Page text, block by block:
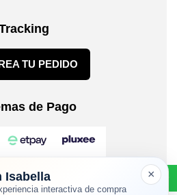
TU PEDIDO
de Pago